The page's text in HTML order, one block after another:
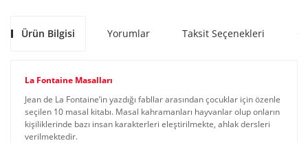
Ürün Bilgisi Yorumlar Taksit Seçenekleri
La Fontaine Masalları
Jean de La Fontaine’in yazdığı fabllar arasından çocuklar için özenle
seçilen 10 masal kitabı. Masal kahramanları hayvanlar olup onların
kişiliklerinde bazı insan karakterleri eleştirilmekte, ahlak dersleri
verilmektedir.